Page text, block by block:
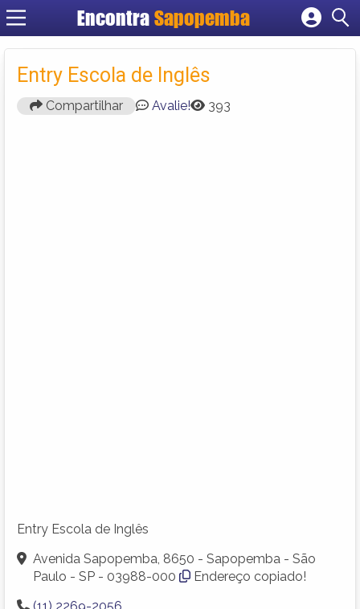
Encontra Sapopemba
Cadastrar empresa
Criar conta
Entry Escola de Inglês
Compartilhar Avalie! 393
Entry Escola de Inglês
Avenida Sapopemba, 8650 - Sapopemba - São
Paulo - SP - 03988-000
Endereço copiado!
(11) 2269-2056